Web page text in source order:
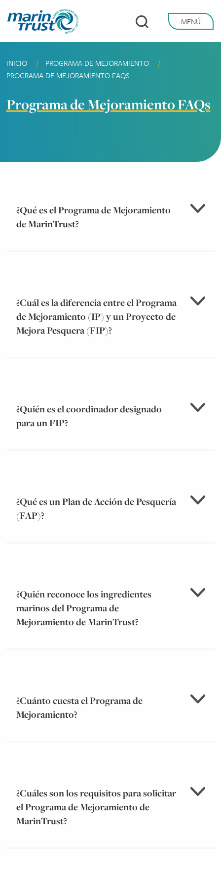
contenido
principal
MENÚ
Sobrescribir enlaces de ayuda a la
INICIO
PROGRAMA DE MEJORAMIENTO
CURRENT:
PROGRAMA DE MEJORAMIENTO FAQS
Programa de Mejoramiento FAQs
¿Qué es el Programa de Mejoramiento
de MarinTrust?
¿Cuál es la diferencia entre el Programa
de Mejoramiento (IP) y un Proyecto de
Mejora Pesquera (FIP)?
¿Quién es el coordinador designado
para un FIP?
¿Qué es un Plan de Acción de Pesquería
(FAP)?
¿Quién reconoce los ingredientes
marinos del Programa de
Mejoramiento de MarinTrust?
¿Cuánto cuesta el Programa de
Mejoramiento?
¿Cuáles son los requisitos para solicitar
el Programa de Mejoramiento de
MarinTrust?